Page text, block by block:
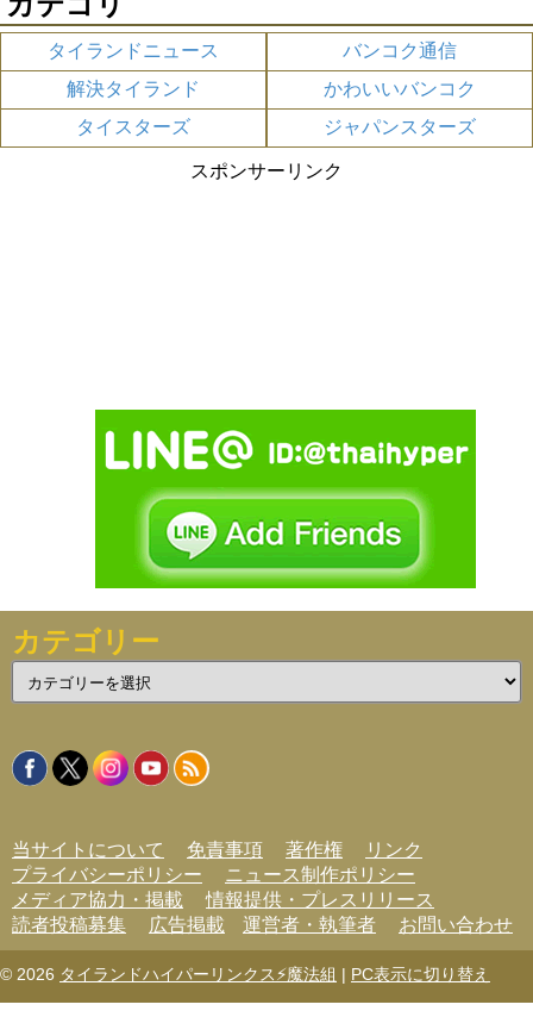
タイランドニュース
バンコク通信
解決タイランド
かわいいバンコク
タイスターズ
ジャパンスターズ
スポンサーリンク
カテゴリー
テ
リ
ー
当サイトについて 免責事項 著作権
リンク
プライバシーポリシー
ニュース制作ポリシー
メディア協力・掲載
情報提供・プレスリリース
読者投稿募集
広告掲載 運営者・執筆者 お問い合わせ
© 2026 タイランドハイパーリンクス⚡魔法組 | PC表示に切り替え